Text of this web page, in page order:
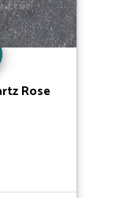
Rose